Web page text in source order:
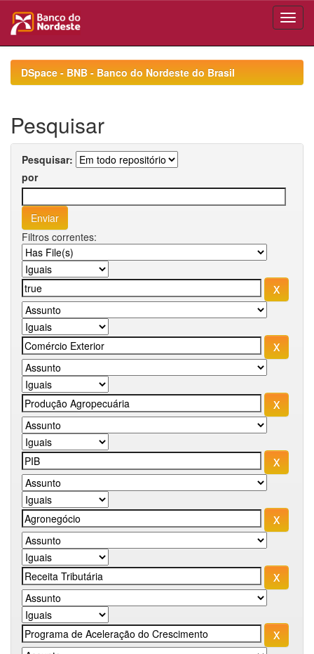
navigationDSpace - BNB - Banco do Nordeste do Brasil
Pesquisar
Pesquisar:
por
Filtros correntes: